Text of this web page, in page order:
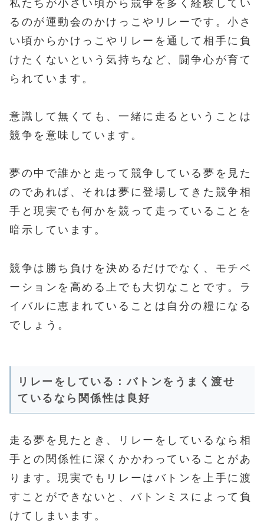
私たちが小さい頃から競争を多く経験してい
るのが運動会のかけっこやリレーです。小さ
い頃からかけっこやリレーを通して相手に負
けたくないという気持ちなど、闘争心が育て
られています。
意識して無くても、一緒に走るということは
競争を意味しています。
夢の中で誰かと走って競争している夢を見た
のであれば、それは夢に登場してきた競争相
手と現実でも何かを競って走っていることを
暗示しています。
競争は勝ち負けを決めるだけでなく、モチベ
ーションを高める上でも大切なことです。ラ
イバルに恵まれていることは自分の糧になる
でしょう。
リレーをしている：バトンをうまく渡せ
ているなら関係性は良好
走る夢を見たとき、リレーをしているなら相
手との関係性に深くかかわっていることがあ
ります。現実でもリレーはバトンを上手に渡
すことができないと、バトンミスによって負
けてしまいます。